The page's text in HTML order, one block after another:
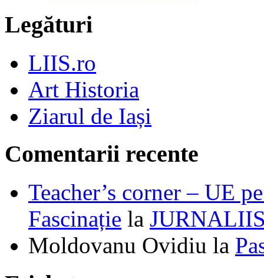
Legături
LIIS.ro
Art Historia
Ziarul de Iași
Comentarii recente
Teacher’s corner – UE
Fascinație la
Moldovanu Ovidiu la